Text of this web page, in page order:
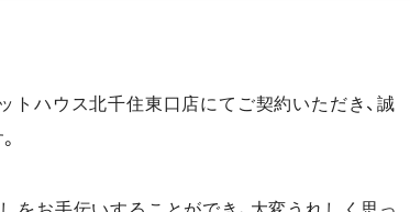
トハウス北千住東口店にてご契約いただき、誠